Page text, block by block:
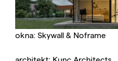
okna: Skywall & Noframe